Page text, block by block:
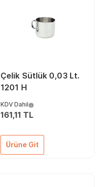
Çelik Sütlük 0,03 Lt.
1201 H
KDV Dahil
161,11 TL
Ürüne Git